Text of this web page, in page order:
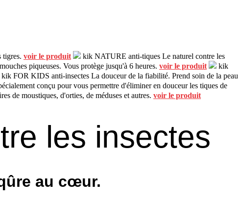
tigres. voir le produit kik NATURE anti-tiques Le naturel contre les
piqueuses. Vous protège jusqu'à 6 heures. voir le produit
kik
kik FOR KIDS anti-insectes La douceur de la fiabilité. Prend soin de la peau
conçu pour vous permettre d'éliminer en douceur les tiques de
de moustiques, d'orties, de méduses et autres. voir le produit
les insectes
au cœur.